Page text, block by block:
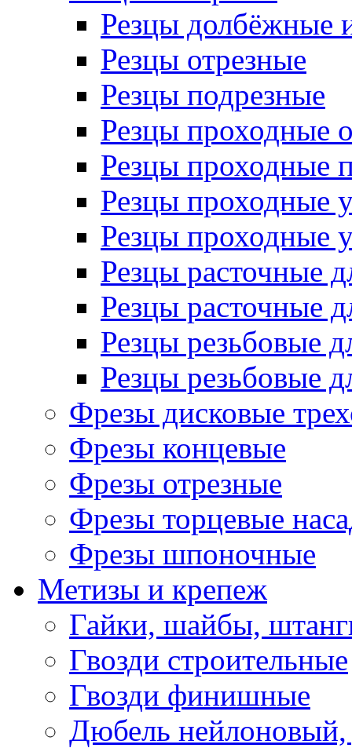
Резцы долбёжные
Резцы отрезные
Резцы подрезные
Резцы проходные
Резцы проходные
Резцы проходные
Резцы проходные
Резцы расточные
Резцы расточные
Резцы резьбовые
Резцы резьбовые
Фрезы дисковые
Фрезы концевые
Фрезы отрезные
Фрезы торцевые
Фрезы шпоночные
Метизы и крепеж
Гайки, шайбы,
Гвозди строительные
Гвозди финишные
Дюбель нейлоновый,